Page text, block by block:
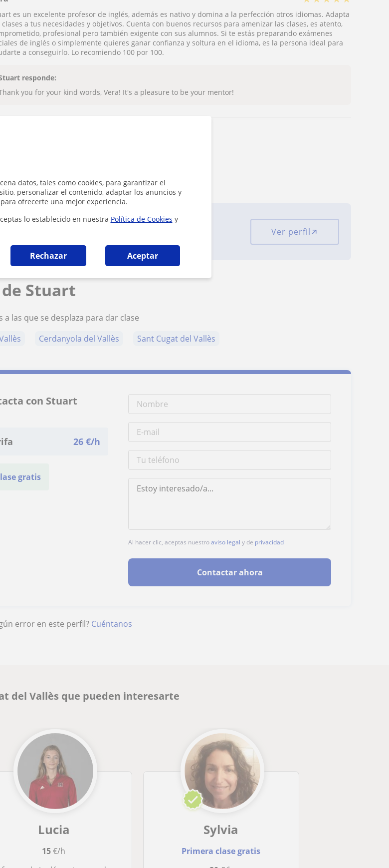
datos, tales como cookies, para garantizar el
personalizar el contenido, adaptar los anuncios y
ofrecerte una mejor experiencia.
lo establecido en nuestra Política de Cookies y
Rechazar Aceptar
es un excelente profesor de inglés, además es nativo y domina a la perfección otros idiomas. Adapta
clases a tus necesidades y objetivos. Cuenta con buenos recursos para amenizar las clases, es atento,
profesional pero también exigente con sus alumnos. Si te estás preparando exámenes
de inglés o simplemente quieres ganar confianza y soltura en el idioma, es la persona ideal para
a conseguirlo. Lo recomiendo 100 por 100.
responde:
you for your kind words, Vera! It's a pleasure to be your mentor!
tiene el Perfil Verificado
¿Quieres saber más de Stuart?
Ver perfil
Stuart
a las que se desplaza para dar clase
Cerdanyola del Vallès Sant Cugat del Vallès
con Stuart
26 €/h
gratis
Al hacer clic, aceptas nuestroaviso legal y de privacidad
Contactar ahora
error en este perfil? Cuéntanos
del Vallès que pueden interesarte
Lucia
15€/h
Sylvia
Primera clase gratis